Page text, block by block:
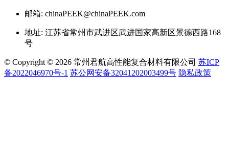
邮箱: chinaPEEK@chinaPEEK.com
地址: 江苏省常州市武进区武进国家高新区景德西路168
号
© Copyright © 2026 常州君航高性能复合材料有限公司 苏ICP
备2022046970号-1 苏公网安备32041202003499号 隐私政策